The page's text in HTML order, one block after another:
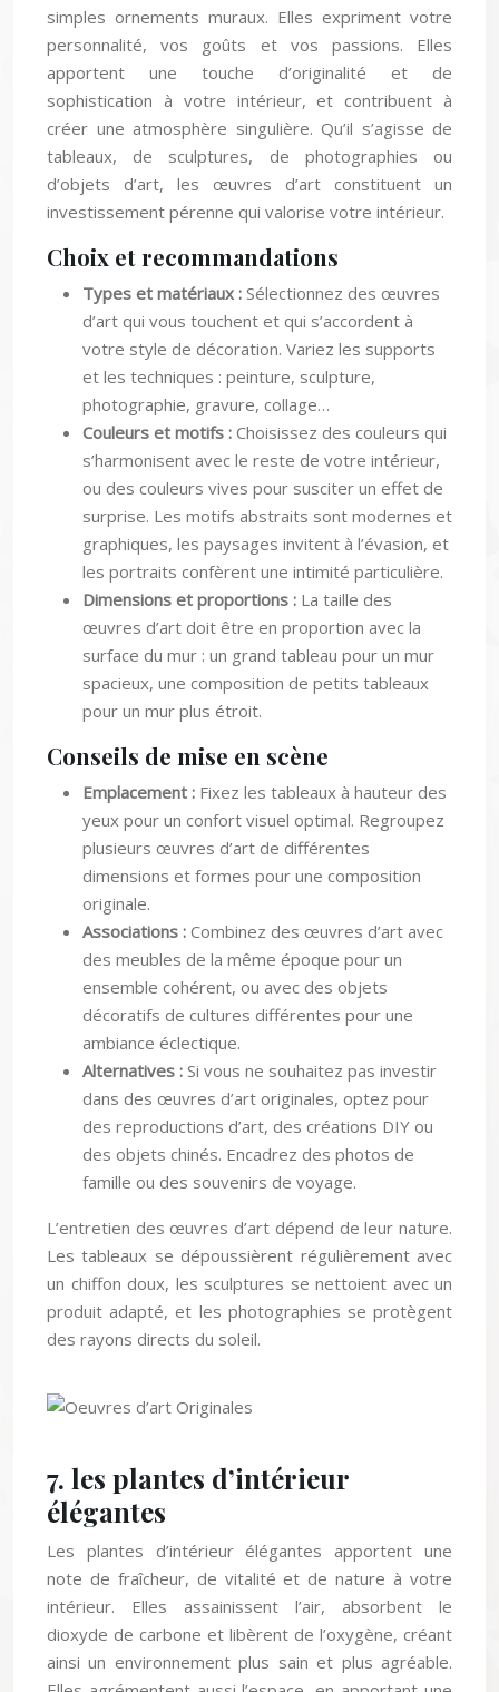
personnalité, vos goûts et vos passions. Elles
apportent une touche d’originalité et de
sophistication à votre intérieur, et contribuent à
créer une atmosphère singulière. Qu’il s’agisse de
tableaux, de sculptures, de photographies ou
d’objets d’art, les œuvres d’art constituent un
investissement pérenne qui valorise votre intérieur.
d’art qui vous touchent et qui s’accordent à
votre style de décoration. Variez les supports
et les techniques : peinture, sculpture,
photographie, gravure, collage…
Couleurs et motifs :Choisissez des couleurs qui
s’harmonisent avec le reste de votre intérieur,
ou des couleurs vives pour susciter un effet de
surprise. Les motifs abstraits sont modernes et
graphiques, les paysages invitent à l’évasion, et
les portraits confèrent une intimité particulière.
Dimensions et proportions :La taille des
œuvres d’art doit être en proportion avec la
surface du mur : un grand tableau pour un mur
spacieux, une composition de petits tableaux
pour un mur plus étroit.
yeux pour un confort visuel optimal. Regroupez
plusieurs œuvres d’art de différentes
dimensions et formes pour une composition
originale.
Associations :
des meubles de la même époque pour un
ensemble cohérent, ou avec des objets
décoratifs de cultures différentes pour une
ambiance éclectique.
Alternatives :Si vous ne souhaitez pas investir
dans des œuvres d’art originales, optez pour
des reproductions d’art, des créations DIY ou
des objets chinés. Encadrez des photos de
famille ou des souvenirs de voyage.
Les tableaux se dépoussièrent régulièrement avec
un chiffon doux, les sculptures se nettoient avec un
produit adapté, et les photographies se protègent
des rayons directs du soleil.
7. les plantes d’intérieur
élégantes
Les plantes d’intérieur élégantes apportent une
note de fraîcheur, de vitalité et de nature à votre
intérieur. Elles assainissent l’air, absorbent le
dioxyde de carbone et libèrent de l’oxygène, créant
ainsi un environnement plus sain et plus agréable.
Elles agrémentent aussi l’espace, en apportant une